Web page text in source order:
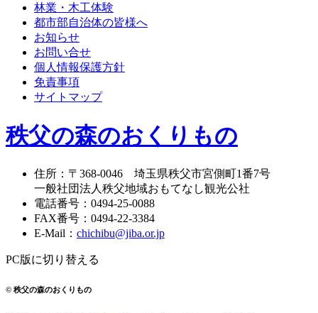
林業・木工体験
都市部自治体の皆様へ
お知らせ
お問い合せ
個人情報保護方針
免責事項
サイトマップ
秩父の森のおくりもの
住所 ： 〒368-0046 埼玉県秩父市宮側町1番7号
一般社団法人秩父地域おもてなし観光公社
電話番号 ： 0494-25-0088
FAX番号 ： 0494-22-3384
E-Mail ： chichibu@jiba.or.jp
PC版に切り替える
© 秩父の森のおくりもの